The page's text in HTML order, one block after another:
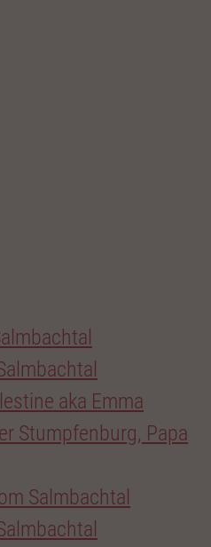
aka Emma
Stumpfenburg, Papa
Salmbachtal